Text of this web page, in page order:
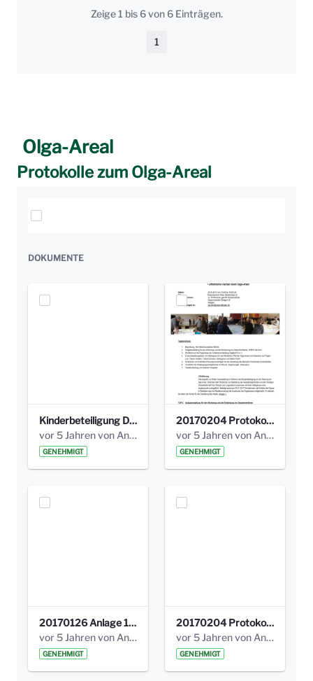
Zeige 1 bis 6 von 6 Einträgen.
Seite
1
Olga-Areal
Protokolle zum Olga-Areal
Elemente auswählen
DOKUMENTE
Kinderbeteiligung Dez. 17 _Abstimmung Klettergerüst.pdf
vor 5 Jahren von Anni Schlumberger
GENEHMIGT
20170204 Protokoll Workshop 2 Promenade Schloßstraße (1).pdf
vor 5 Jahren von Anni Schlumberger
GENEHMIGT
20170126 Anlage 1_Kinderbeteiligung_Olga_Areal_Auswertung.pdf
vor 5 Jahren von Anni Schlumberger
GENEHMIGT
20170204 Protokoll Workshop 2 Promenade Schloßstraße .pdf
vor 5 Jahren von Anni Schlumberger
GENEHMIGT